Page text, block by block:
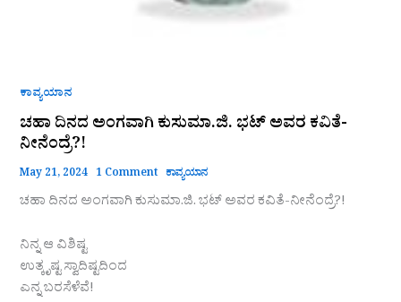
ಕಾವ್ಯಯಾನ
ಚಹಾ ದಿನದ ಅಂಗವಾಗಿ ಕುಸುಮಾ.ಜಿ. ಭಟ್ ಅವರ ಕವಿತೆ-
ನೀನೆಂದ್ರೆ?!
May 21, 2024 1 Comment ಕಾವ್ಯಯಾನ
ಚಹಾ ದಿನದ ಅಂಗವಾಗಿ ಕುಸುಮಾ.ಜಿ. ಭಟ್ ಅವರ ಕವಿತೆ-ನೀನೆಂದ್ರೆ?!
ನಿನ್ನ ಆ ವಿಶಿಷ್ಟ
ಉತ್ಕೃಷ್ಟ ಸ್ವಾದಿಷ್ಟದಿಂದ
ಎನ್ನ ಬರಸೆಳೆವೆ!